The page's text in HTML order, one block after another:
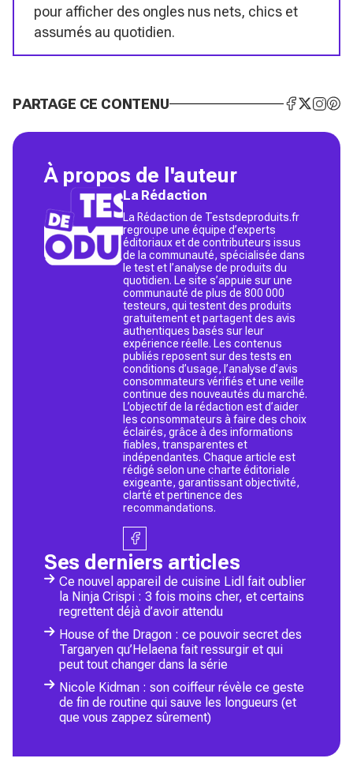
pour afficher des ongles nus nets, chics et
assumés au quotidien.
PARTAGE CE CONTENU
À propos de l'auteur
La Rédaction
La Rédaction de Testsdeproduits.fr
regroupe une équipe d’experts
éditoriaux et de contributeurs issus
de la communauté, spécialisée dans
le test et l’analyse de produits du
quotidien. Le site s’appuie sur une
communauté de plus de 800 000
testeurs, qui testent des produits
gratuitement et partagent des avis
authentiques basés sur leur
expérience réelle. Les contenus
publiés reposent sur des tests en
conditions d’usage, l’analyse d’avis
consommateurs vérifiés et une veille
continue des nouveautés du marché.
L’objectif de la rédaction est d’aider
les consommateurs à faire des choix
éclairés, grâce à des informations
fiables, transparentes et
indépendantes. Chaque article est
rédigé selon une charte éditoriale
exigeante, garantissant objectivité,
clarté et pertinence des
recommandations.
Ses derniers articles
Ce nouvel appareil de cuisine Lidl fait oublier
la Ninja Crispi : 3 fois moins cher, et certains
regrettent déjà d’avoir attendu
House of the Dragon : ce pouvoir secret des
Targaryen qu’Helaena fait ressurgir et qui
peut tout changer dans la série
Nicole Kidman : son coiffeur révèle ce geste
de fin de routine qui sauve les longueurs (et
que vous zappez sûrement)